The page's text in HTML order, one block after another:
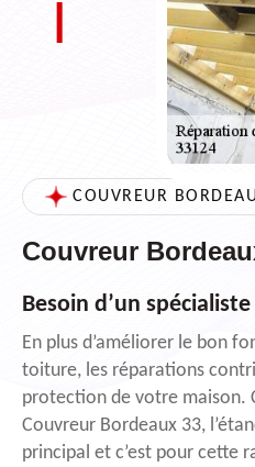
COUVREUR
Couvreur
Besoin d’un
En plus d’améliorer le bon
toiture, les réparations
protection de votre maison.
Couvreur Bordeaux 33,
principal et c’est pour cette